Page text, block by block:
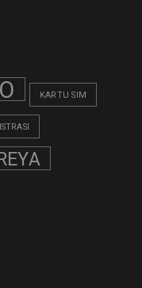
KARTU SIM